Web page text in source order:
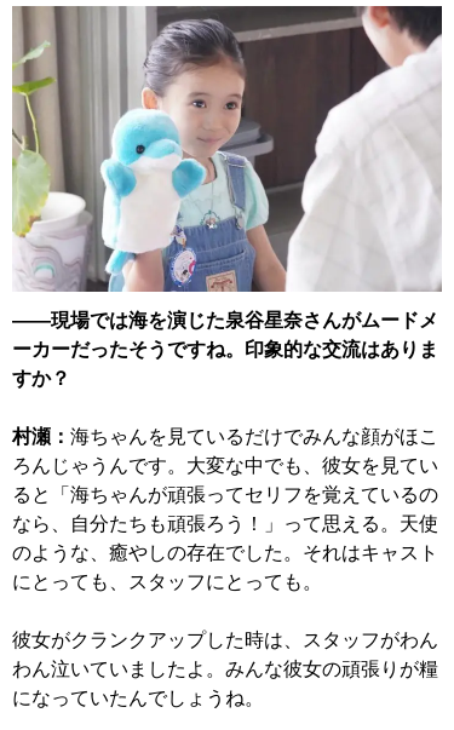
――現場では海を演じた泉谷星奈さんがムードメ
ーカーだったそうですね。印象的な交流はありま
すか？
村瀬： 海ちゃんを見ているだけでみんな顔がほこ
ろんじゃうんです。大変な中でも、彼女を見てい
ると「海ちゃんが頑張ってセリフを覚えているの
なら、自分たちも頑張ろう！」って思える。天使
のような、癒やしの存在でした。それはキャスト
にとっても、スタッフにとっても。
彼女がクランクアップした時は、スタッフがわん
わん泣いていましたよ。みんな彼女の頑張りが糧
になっていたんでしょうね。